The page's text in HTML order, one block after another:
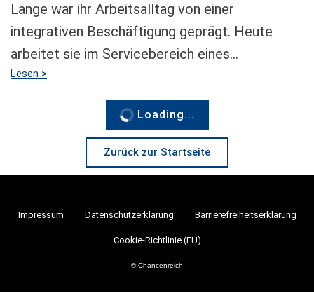
Lange war ihr Arbeitsalltag von einer
integrativen Beschäftigung geprägt. Heute
arbeitet sie im Servicebereich eines...
Lesen >
Loading...
Zurück zur Startseite
Impressum Datenschutzerklärung Barrierefreiheitserklärung
Cookie-Richtlinie (EU)
© Chancenreich